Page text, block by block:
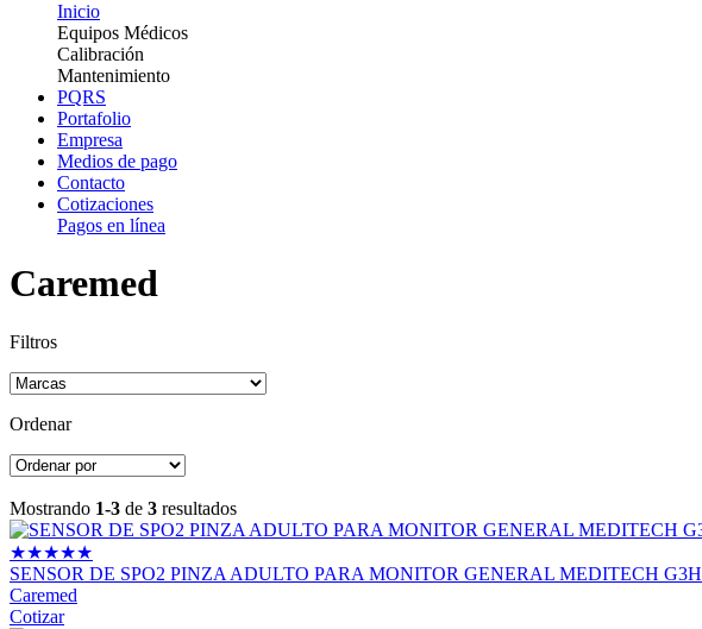
Inicio
Equipos Médicos
Calibración
Mantenimiento
PQRS
Portafolio
Empresa
Medios de pago
Contacto
Cotizaciones
Pagos en línea
Caremed
Filtros
Ordenar
Mostrando 1-3 de 3 resultados
★★★★★
SENSOR DE SPO2 PINZA ADULTO PARA MONITOR GENERAL MEDITECH G3H
Caremed
Cotizar